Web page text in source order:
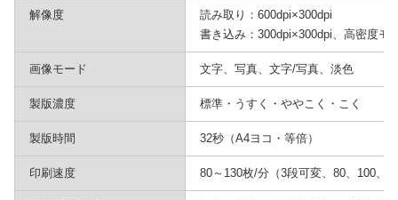
解像度
読み取り：600dpi×300dpi
書き込み：300dpi×300dpi、高密度モ
画像モード 文字、写真、文字/写真、淡色
製版濃度 標準・うすく・ややこく・こく
製版時間 32秒（A4ヨコ・等倍）
印刷速度 80～130枚/分（3段可変、80、100、